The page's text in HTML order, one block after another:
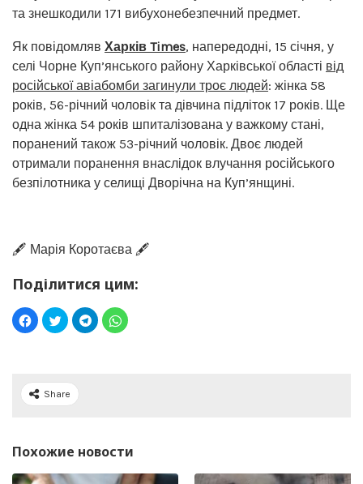
та знешкодили 171 вибухонебезпечний предмет.
Як повідомляв Харків Times, напередодні, 15 січня, у
селі Чорне Куп’янського району Харківської області від
російської авіабомби загинули троє людей: жінка 58
років, 56-річний чоловік та дівчина підліток 17 років. Ще
одна жінка 54 років шпиталізована у важкому стані,
поранений також 53-річний чоловік. Двоє людей
отримали поранення внаслідок влучання російського
безпілотника у селищі Дворічна на Куп’янщині.
🖋️ Марія Коротаєва 🖋️
Поділитися цим:
Share
Похожие новости